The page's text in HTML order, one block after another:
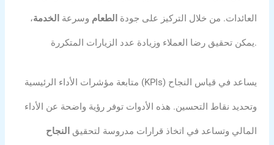
العائدات. من خلال التركيز على جودة الطعام وسرعة الخدمة،
يمكن تحقيق رضا العملاء وزيادة عدد الزيارات المتكررة.
متابعة مؤشرات الأداء الرئيسية (KPIs) يساعد في قياس النجاح
وتحديد نقاط التحسين. هذه الأدوات توفر رؤية واضحة عن الأداء
المالي وتساعد في اتخاذ قرارات مدروسة لتحقيق النجاح